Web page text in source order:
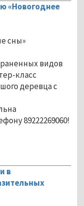
«Новогоднее
сны»
видов
класс
деревца с
89222269060!
в